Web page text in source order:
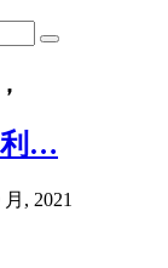
Search
利…
月, 2021